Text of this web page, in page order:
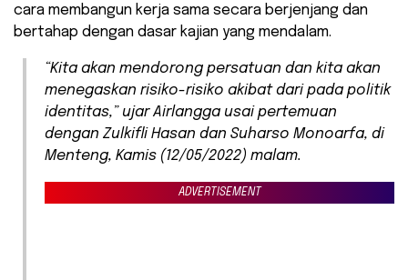
cara membangun kerja sama secara berjenjang dan
bertahap dengan dasar kajian yang mendalam.
“Kita akan mendorong persatuan dan kita akan
menegaskan risiko-risiko akibat dari pada politik
identitas,” ujar Airlangga usai pertemuan
dengan Zulkifli Hasan dan Suharso Monoarfa, di
Menteng, Kamis (12/05/2022) malam.
ADVERTISEMENT